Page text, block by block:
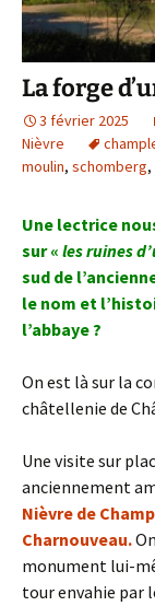
La forge
3 février 2025
Nièvre
moulin, schomberg,
Une lectrice
sur « les ruines
sud de
le nom et
l’abbaye ?
On est là sur la
châtellenie de
Une visite sur
anciennement
Nièvre de
Charnouveau.
monument lui-
tour envahie par